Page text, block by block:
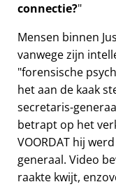
connectie?
Mensen binnen
vanwege zijn
forensische
het aan de kaak
secretaris-
betrapt op het
VOORDAT hij
generaal. Video
raakte kwijt,